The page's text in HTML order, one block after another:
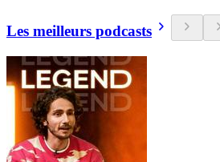
Les meilleurs podcasts